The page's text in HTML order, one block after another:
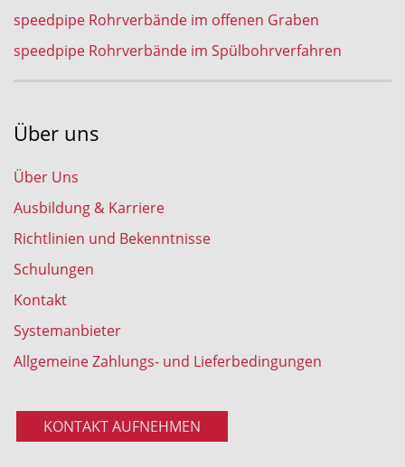
speedpipe Rohrverbände im offenen Graben
speedpipe Rohrverbände im Spülbohrverfahren
Über uns
Über Uns
Ausbildung & Karriere
Richtlinien und Bekenntnisse
Schulungen
Kontakt
Systemanbieter
Allgemeine Zahlungs- und Lieferbedingungen
KONTAKT AUFNEHMEN